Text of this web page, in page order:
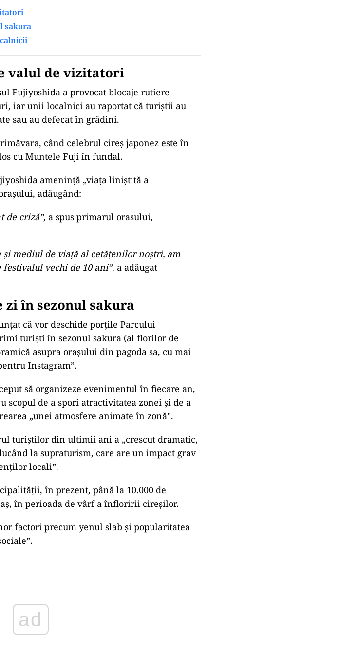
sakura
ad
valul de vizitatori
Fujiyoshida a provocat blocaje rutiere
iar unii localnici au raportat că turiștii au
sau au defecat în grădini.
când celebrul cireș japonez este în
cu Muntele Fuji în fundal.
amenință „viața liniștită a
adăugând:
criză”
, a spus primarul orașului,
mediul de viață al cetățenilor noștri, am
festivalul vechi de 10 ani”
în sezonul sakura
că vor deschide porțile Parcului
turiști în sezonul sakura (al florilor de
Instagram”.
turiștilor din ultimii ani a „crescut dramatic,
la supraturism, care are un impact grav
locali”.